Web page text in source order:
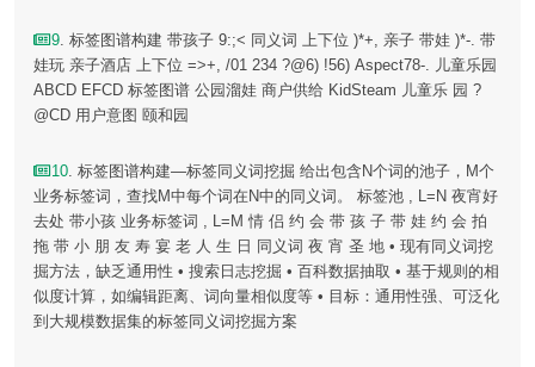
9. 标签图谱构建 带孩子 9:;< 同义词 上下位 )*+, 亲子 带娃 )*-. 带
娃玩 亲子酒店 上下位 =>+, /01 234 ?@6) !56) Aspect78-. 儿童乐园
ABCD EFCD 标签图谱 公园溜娃 商户供给 KidSteam 儿童乐 园 ?
@CD 用户意图 颐和园
10. 标签图谱构建—标签同义词挖掘 给出包含N个词的池子，M个
业务标签词，查找M中每个词在N中的同义词。 标签池 , L=N 夜宵好
去处 带小孩 业务标签词 , L=M 情 侣 约 会 带 孩 子 带 娃 约 会 拍
拖 带 小 朋 友 寿 宴 老 人 生 日 同义词 夜 宵 圣 地 • 现有同义词挖
掘方法，缺乏通用性 • 搜索日志挖掘 • 百科数据抽取 • 基于规则的相
似度计算，如编辑距离、词向量相似度等 • 目标：通用性强、可泛化
到大规模数据集的标签同义词挖掘方案